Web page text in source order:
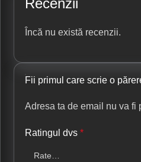
Recenzii
Încă nu există recenzii.
Fii primul care scrie o
Adresa ta de email nu va fi
Ratingul dvs *